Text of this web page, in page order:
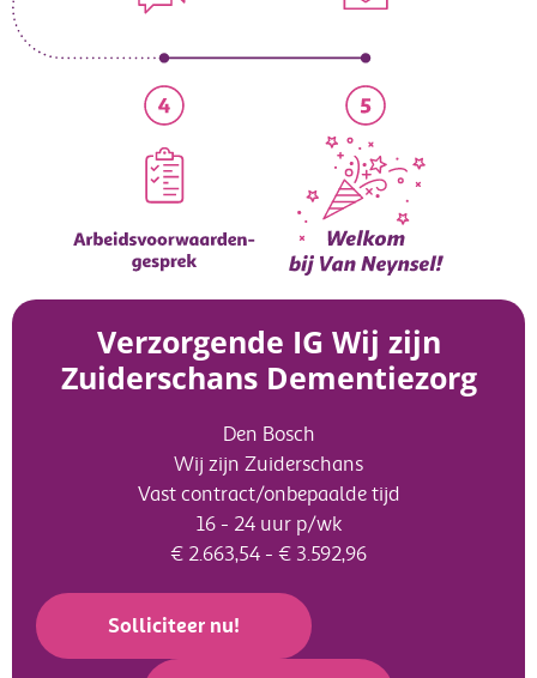
Verzorgende IG Wij zijn
Zuiderschans Dementiezorg
Den Bosch
Wij zijn Zuiderschans
Vast contract/onbepaalde tijd
16 - 24 uur p/wk
€ 2.663,54 - € 3.592,96
Solliciteer nu!